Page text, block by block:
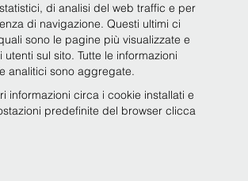
di analisi del web traffic e per
di navigazione. Questi ultimi ci
sono le pagine più visualizzate e
sul sito. Tutte le informazioni
analitici sono aggregate.
informazioni circa i cookie installati e
predefinite del browser clicca